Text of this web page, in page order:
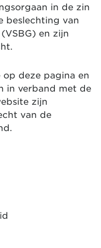
in de zin
beslechting van
en zijn
deze pagina en
in verband met de
zijn
van de